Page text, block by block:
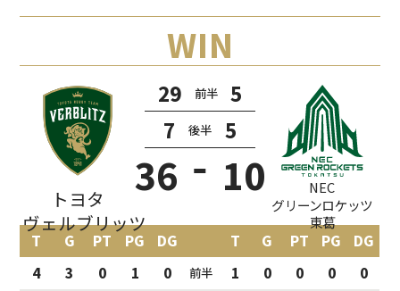
36
29 前半
5
7
後半 5
10
T G PT PG DG T G PT PG
DG
4
3 0 1 0 前半 1 0 0 0
0